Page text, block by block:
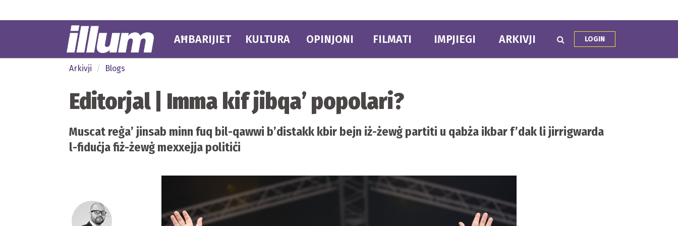
AĦBARIJIET KULTURA OPINJONI FILMATI IMPJIEGI ARKIVJI LOGIN
Arkivji Blogs
Editorjal | Imma kif jibqa’ popolari?
Muscat reġa’ jinsab minn fuq bil-qawwi b’distakk kbir bejn iż-żewġ partiti u qabża ikbar f’dak li jirrigwarda
l-fiduċja fiż-żewġ mexxejja politiċi